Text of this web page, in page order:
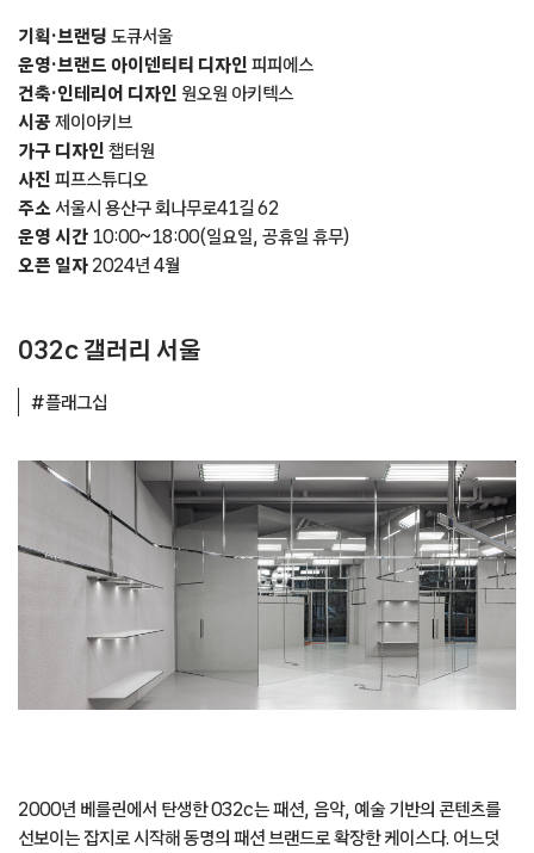
기획·브랜딩 도큐서울
운영·브랜드 아이덴티티 디자인 피피에스
건축·인테리어 디자인 원오원 아키텍스
시공제이아키브
가구 디자인 챕터원
사진 피프스튜디오
주소 서울시 용산구 회나무로41길 62
운영 시간 10:00~18:00(일요일, 공휴일 휴무)
오픈 일자 2024년 4월
032c 갤러리 서울
#플래그십